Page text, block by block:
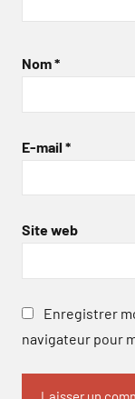
Nom*
E-mail *
Site web
Enregistrer
navigateur pour